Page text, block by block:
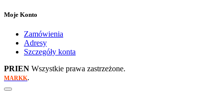
Moje Konto
Zamówienia
Adresy
Szczegóły konta
PRIEN Wszystkie prawa zastrzeżone.
MARKK.